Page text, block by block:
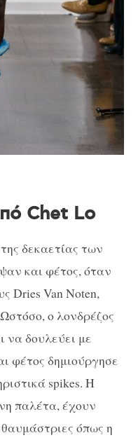
Chet Lo
δεκαετίας των
και φέτος, όταν
Dries Van Noten,
ο λονδρέζος
να δουλεύει με
φέτος δημιούργησε
spikes. Η
παλέτα, έχουν
όπως η